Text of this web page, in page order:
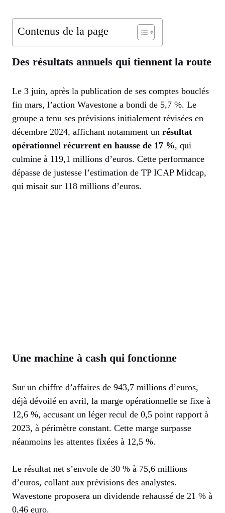
Contenus de la page
Des résultats annuels qui tiennent la route
Le 3 juin, après la publication de ses comptes bouclés
fin mars, l’action Wavestone a bondi de 5,7 %. Le
groupe a tenu ses prévisions initialement révisées en
décembre 2024, affichant notamment un résultat
opérationnel récurrent en hausse de 17 %, qui
culmine à 119,1 millions d’euros. Cette performance
dépasse de justesse l’estimation de TP ICAP Midcap,
qui misait sur 118 millions d’euros.
Une machine à cash qui fonctionne
Sur un chiffre d’affaires de 943,7 millions d’euros,
déjà dévoilé en avril, la marge opérationnelle se fixe à
12,6 %, accusant un léger recul de 0,5 point rapport à
2023, à périmètre constant. Cette marge surpasse
néanmoins les attentes fixées à 12,5 %.
Le résultat net s’envole de 30 % à 75,6 millions
d’euros, collant aux prévisions des analystes.
Wavestone proposera un dividende rehaussé de 21 % à
0,46 euro.